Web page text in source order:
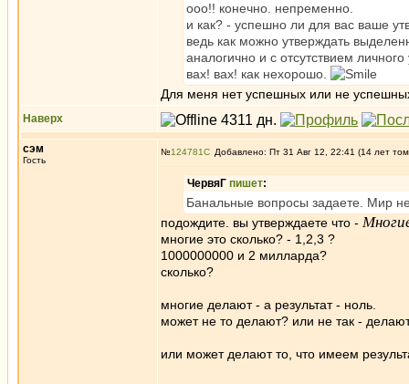
ооо!! конечно. непременно.
и как? - успешно ли для вас ваше
ведь как можно утверждать
аналогично и с отсутствием
вах! вах! как нехорошо.
Для меня нет успешных или не
Наверх
сэм
Гость
№124781 Добавлено: Пт 31 Авг 12, 22:41 (14 лет
ЧервяГ пишет:
Банальные вопросы задаете. Мир
подождите. вы утверждаете что -
многие это сколько? - 1,2,3 ?
1000000000 и 2 милларда?
сколько?
многие делают - а результат - ноль.
может не то делают? или не так -
или может делают то, что имеем